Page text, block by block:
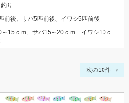
り
前後、サバ5匹前後、イワシ5匹前後
～15ｃｍ、サバ15～20ｃｍ、イワシ10ｃ
次の10件